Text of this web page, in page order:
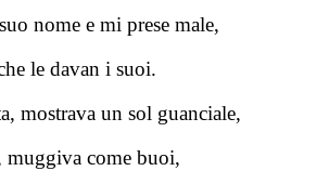
nome e mi prese male,
le davan i suoi.
mostrava un sol guanciale,
muggiva come buoi,